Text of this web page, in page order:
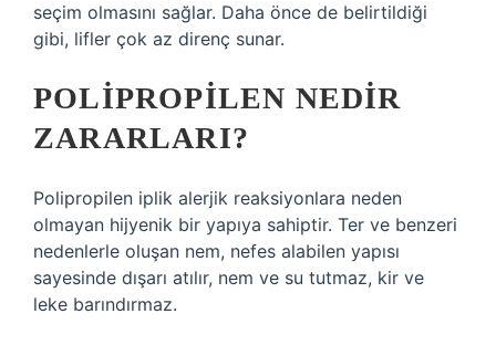
seçim olmasını sağlar. Daha önce de belirtildiği
gibi, lifler çok az direnç sunar.
POLIPROPILEN NEDIR
ZARARLARI?
Polipropilen iplik alerjik reaksiyonlara neden
olmayan hijyenik bir yapıya sahiptir. Ter ve benzeri
nedenlerle oluşan nem, nefes alabilen yapısı
sayesinde dışarı atılır, nem ve su tutmaz, kir ve
leke barındırmaz.